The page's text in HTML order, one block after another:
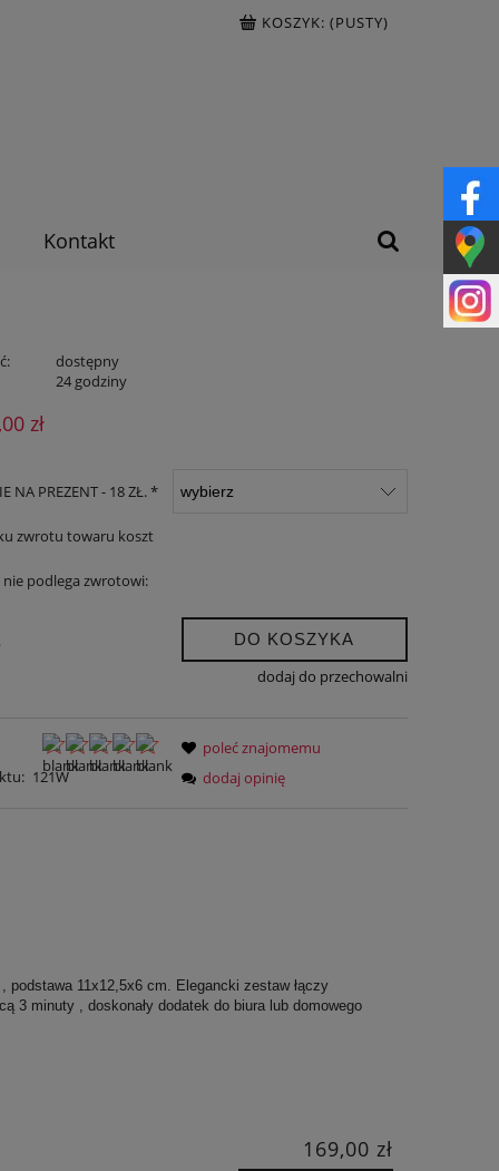
KOSZYK: (PUSTY)
Kontakt
dostępny
24 godziny
zł
NA PREZENT - 18 ZŁ. *
zwrotu towaru koszt
podlega zwrotowi:
DO KOSZYKA
dodaj do przechowalni
121W
poleć znajomemu
dodaj opinię
podstawa 11x12,5x6 cm. Elegancki zestaw łączy
3 minuty , doskonały dodatek do biura lub domowego
169,00 zł